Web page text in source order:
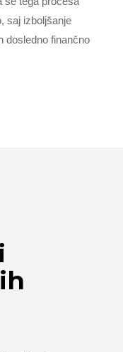
saj izboljšanje
dosledno finančno